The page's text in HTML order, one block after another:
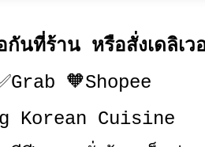
กันที่ร้าน หรือสั่งเดลิเว
🧡Shopee
Korean Cuisine